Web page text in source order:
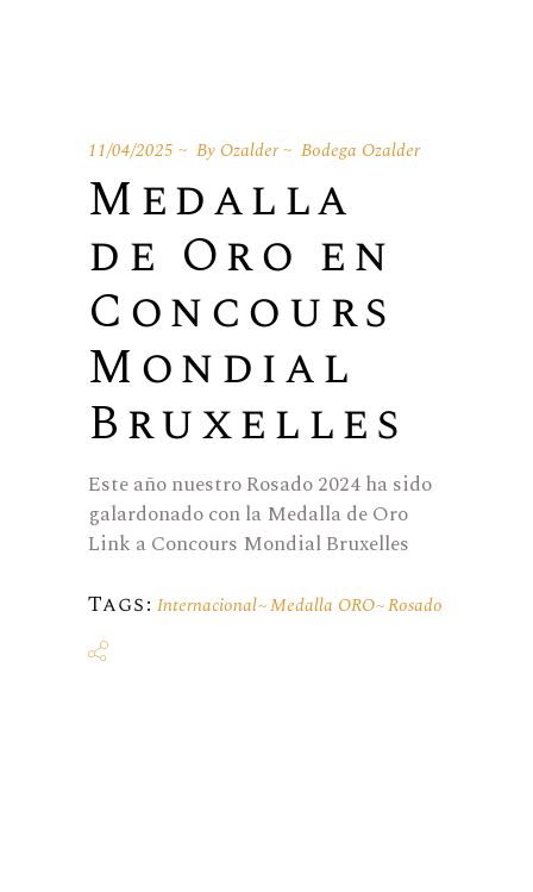
11/04/2025 By Ozalder Bodega Ozalder
Medalla
de Oro en
Concours
Mondial
Bruxelles
Este año nuestro Rosado 2024 ha sido
galardonado con la Medalla de Oro
Link a Concours Mondial Bruxelles
Tags: Internacional Medalla ORO Rosado